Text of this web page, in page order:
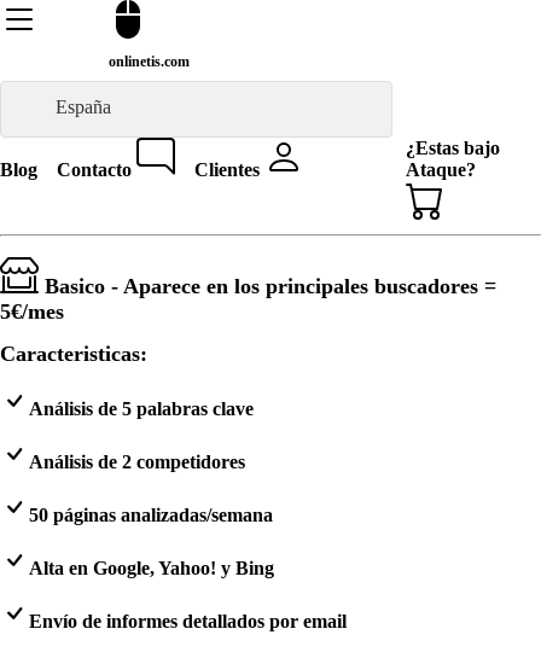
onlinetis.com
España
Blog Contacto Clientes
¿Estas bajo
Ataque?
Basico - Aparece en los principales buscadores =
5€/mes
Caracteristicas:
Análisis de 5 palabras clave
Análisis de 2 competidores
50 páginas analizadas/semana
Alta en Google, Yahoo! y Bing
Envío de informes detallados por email